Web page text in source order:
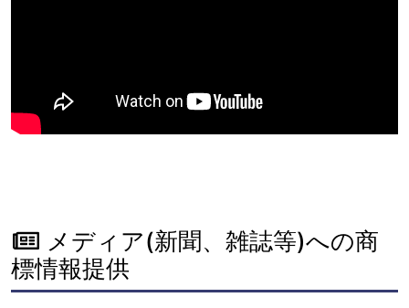
メディア(新聞、雑誌等)への商
標情報提供